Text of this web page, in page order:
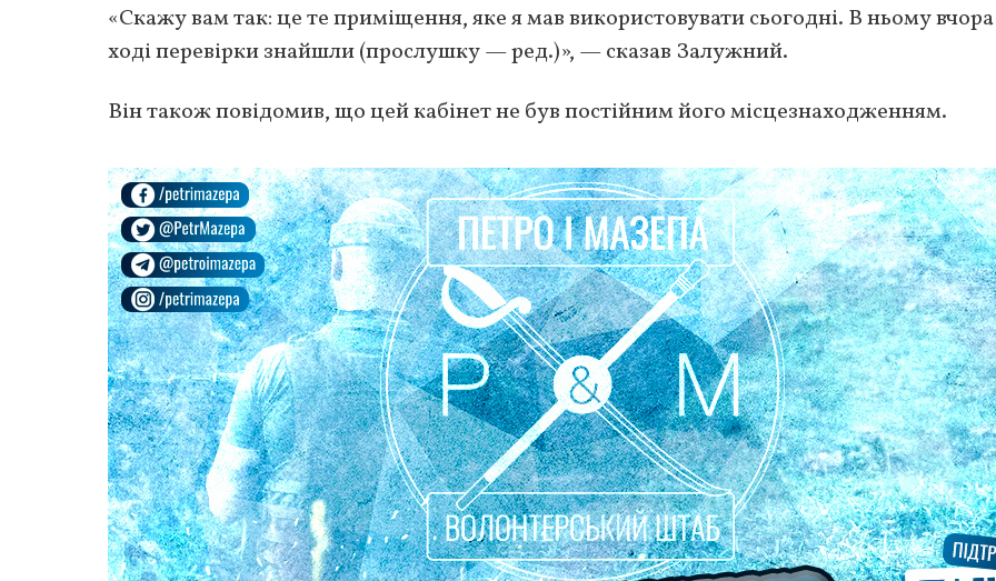
«Скажу вам так: це те приміщення, яке я мав використовувати сьогодні. В ньому
ході перевірки знайшли (прослушку — ред.)», — сказав Залужний.
Він також повідомив, що цей кабінет не був постійним його місцезнаходженням.